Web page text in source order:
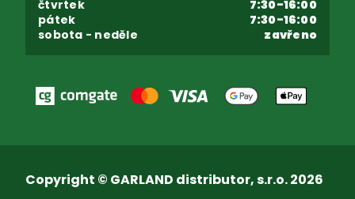
čtvrtek
7:30-16:00
pátek
7:30-16:00
sobota - neděle
zavřeno
Copyright © GARLAND distributor, s.r.o. 2026